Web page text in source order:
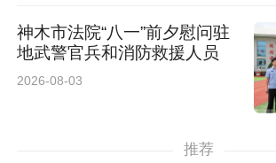
神木市法院“八一”前夕慰问驻
地武警官兵和消防救援人员
2026-08-03
推荐